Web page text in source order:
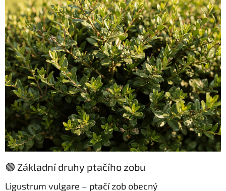
🟢 Základní druhy ptačího zobu
Ligustrum vulgare – ptačí zob obecný